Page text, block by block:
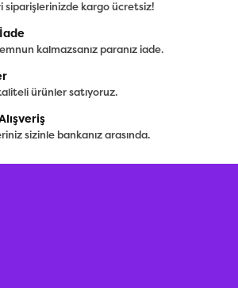
siparişlerinizde kargo ücretsiz!
kalmazsanız paranız iade.
ürünler satıyoruz.
sizinle bankanız arasında.